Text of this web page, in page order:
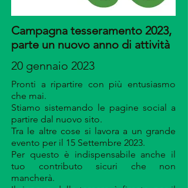
Campagna tesseramento 2023,
parte un nuovo anno di attività
20 gennaio 2023
Pronti a ripartire con più entusiasmo
che mai.
Stiamo sistemando le pagine social a
partire dal nuovo sito.
Tra le altre cose si lavora a un grande
evento per il 15 Settembre 2023.
Per questo è indispensabile anche il
tuo contributo sicuri che non
mancherà.